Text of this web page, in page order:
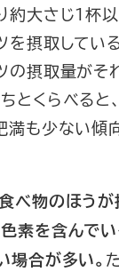
約大さじ１杯
を摂取してい
の摂取量がそ
とくらべると
満も少ない傾
べ物のほう
素を含んで
場合が多い。